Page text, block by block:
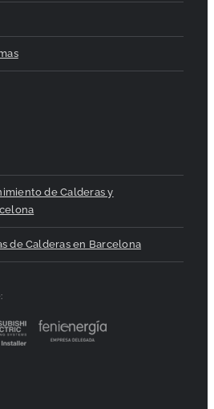
de Calderas y
de Calderas en Barcelona